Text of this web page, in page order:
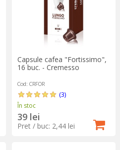
Capsule cafea "Fortissimo",
16 buc. - Cremesso
Cod: CRFOR
(3)
În stoc
39 lei
Pret / buc: 2,44 lei